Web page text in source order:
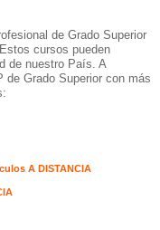
de Grado Superior
cursos pueden
de nuestro País. A
Grado Superior con más
A DISTANCIA